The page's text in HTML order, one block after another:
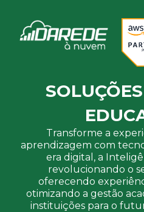
Transforme a
aprendizagem com
era digital, a
revolucionando o
oferecendo
otimizando a gestão
instituições para o